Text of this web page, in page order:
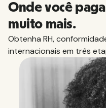
Onde você
muito mais.
Obtenha RH,
internacionais em três